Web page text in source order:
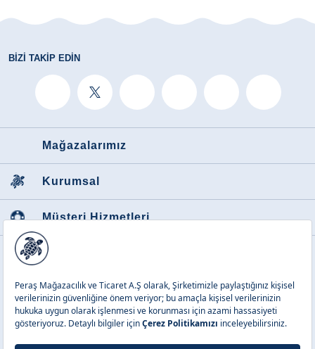
BIZI TAKIP EDIN
Mağazalarımız
Kurumsal
Müşteri Hizmetleri
Favori Kategoriler